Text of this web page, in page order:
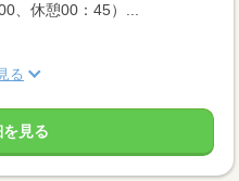
、休憩00：45）...
る
見る